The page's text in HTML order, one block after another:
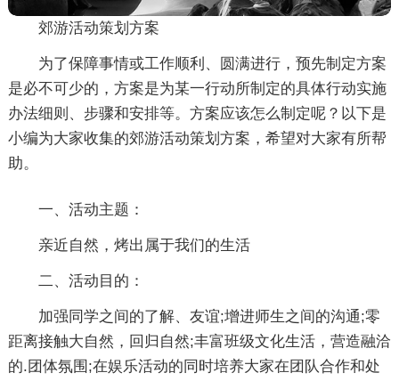
郊游活动策划方案
为了保障事情或工作顺利、圆满进行，预先制定方案
是必不可少的，方案是为某一行动所制定的具体行动实施
办法细则、步骤和安排等。方案应该怎么制定呢？以下是
小编为大家收集的郊游活动策划方案，希望对大家有所帮
助。
一、活动主题：
亲近自然，烤出属于我们的生活
二、活动目的：
加强同学之间的了解、友谊;增进师生之间的沟通;零
距离接触大自然，回归自然;丰富班级文化生活，营造融洽
的.团体氛围;在娱乐活动的同时培养大家在团队合作和处